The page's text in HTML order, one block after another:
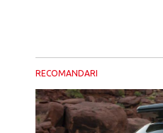
RECOMANDARI